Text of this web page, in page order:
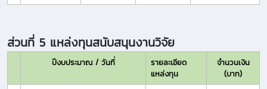
ส่วนที่ 5 แหล่งทุนสนับสนุนงานวิจัย
ปีงบประมาณ / วันที่
รายละเอียด
แหล่งทุน
จำนวนเงิน
(บาท)